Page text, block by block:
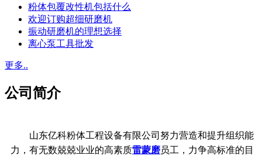
粉体包覆改性机包括什么
欢迎订购超细研磨机
振动研磨机的理想选择
离心泵工具批发
更多..
公司简介
山东亿科粉体工程设备有限公司努力营造和提升组织能
力，有无数兢兢业业的高素质雷蒙磨员工，力争高标准的目